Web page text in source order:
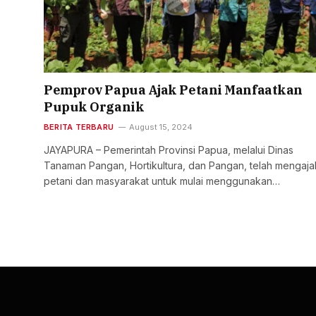
Pemprov Papua Ajak Petani Manfaatkan
Pupuk Organik
BERITA TERBARU August 15, 2024
JAYAPURA – Pemerintah Provinsi Papua, melalui Dinas
Tanaman Pangan, Hortikultura, dan Pangan, telah
petani dan masyarakat untuk mulai menggunakan…